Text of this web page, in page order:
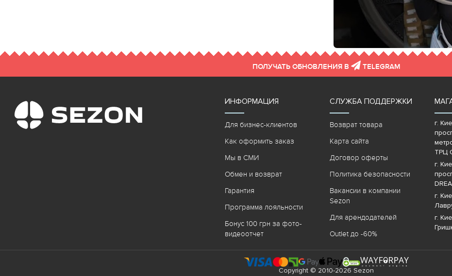
ПОЛУЧАТЬ ОБНОВЛЕНИЯ В TELEGRAM
ИНФОРМАЦИЯ
Для бизнес-клиентов
Как оформить заказ
Мы в СМИ
Обмен и возврат
Гарантия
Программа лояльности
Бонус 100 грн за фото-
видеоотчет
СЛУЖБА ПОДДЕРЖКИ
Возврат товара
Карта сайта
Договор оферты
Политика безопасности
Вакансии в компании
Sezon
Для арендодателей
Outlet до -60%
г.
ТРЦ
г.
г.
г.
Copyright © 2010-2026 Sezon